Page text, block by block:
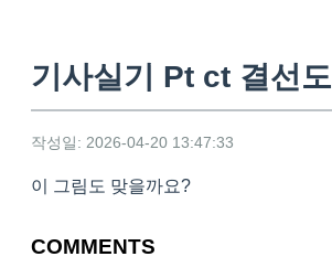
기사실기 Pt ct 결선도
작성일: 2026-04-20 13:47:33
이 그림도 맞을까요?
COMMENTS